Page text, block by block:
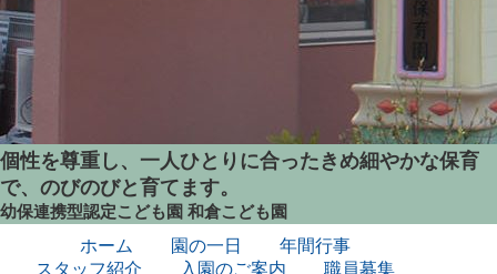
個性を尊重し、一人ひとりに合ったきめ細やかな保育
で、のびのびと育てます。
幼保連携型認定こども園 和倉こども園
ホーム
園の一日
年間行事
スタッフ紹介
入園のご案内
職員募集